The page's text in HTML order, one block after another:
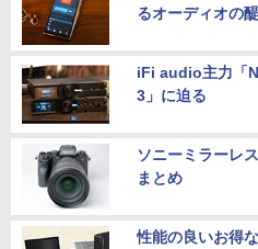
るオーディオの
iFi audio主力「
3」に迫る
ソニーミラーレ
まとめ
性能の良いお得